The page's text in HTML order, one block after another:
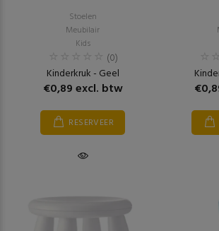
Stoelen
Meubilair
Kids
(0)
Kinderkruk - Geel
€0,89 excl. btw
RESERVEER